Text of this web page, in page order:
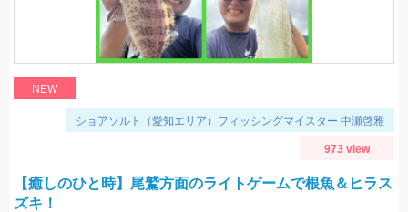
NEW
ショアソルト（愛知エリア）フィッシングマイスター 中瀬啓雅
973 view
【癒しのひと時】尾鷲方面のライトゲームで根魚＆ヒラス
ズキ！